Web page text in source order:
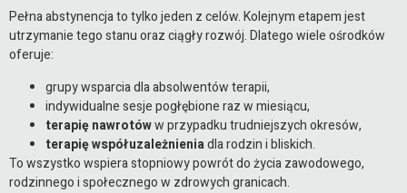
Pełna abstynencja to tylko jeden z celów. Kolejnym etapem jest
utrzymanie tego stanu oraz ciągły rozwój. Dlatego wiele ośrodków
oferuje:
grupy wsparcia dla absolwentów terapii,
indywidualne sesje pogłębione raz w miesiącu,
terapię nawrotóww przypadku trudniejszych okresów,
terapię współuzależnieniadla rodzin i bliskich.
To wszystko wspiera stopniowy powrót do życia zawodowego,
rodzinnego i społecznego w zdrowych granicach.